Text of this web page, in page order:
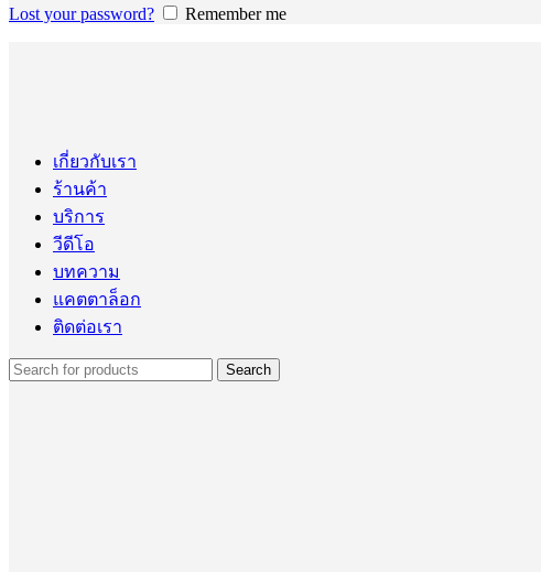
Lost your password? Remember me
เกี่ยวกับเรา
ร้านค้า
บริการ
วีดีโอ
บทความ
แคตตาล็อก
ติดต่อเรา
Search